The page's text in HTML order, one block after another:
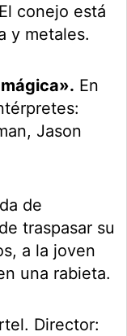
conejo está
y metales.
En
Jason
de
traspasar su
a la joven
una rabieta.
Director: